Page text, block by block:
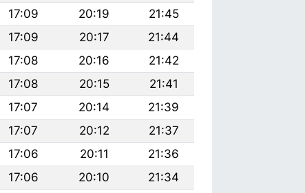
17:09 20:19
21:45
17:09 20:17
21:44
17:08 20:16
21:42
17:08 20:15
21:41
17:07 20:14
21:39
17:07 20:12
21:37
17:06 20:11
21:36
17:06 20:10
21:34